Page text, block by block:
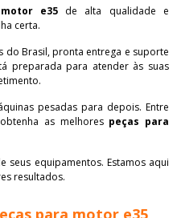
e35de alta qualidade e
certa.
do Brasil, pronta entrega e suporte
preparada para atender às suas
pesadas para depois. Entre
as melhores peças para
seus equipamentos. Estamos aqui
resultados.
para motor e35